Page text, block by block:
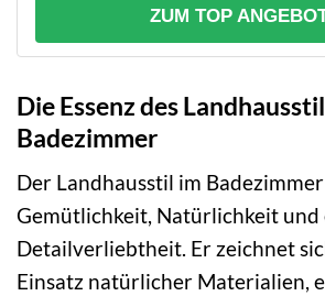
ZUM TOP
Die Essenz des
Badezimmer
Der Landhausstil im
Gemütlichkeit, Natürlichkeit und
Detailverliebtheit. Er zeichnet
Einsatz natürlicher Materialien,